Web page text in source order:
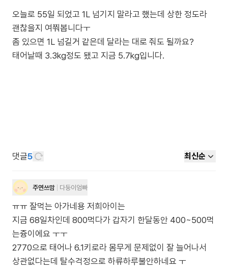
오늘로 55일 되었고 1L 넘기지 말라고 했는데 상한 정도라
괜찮을지 여쭤봅니다ㅜ
좀 있으면 1L 넘길거 같은데 달라는 대로 줘도 될까요?
태어날때 3.3kg정도 됐고 지금 5.7kg입니다.
댓글5 최신순
주연쓰맘 다둥이엄빠
ㅠㅠ 잘먹는 아가네용 저희아이는
지금 68일차인데 800먹다가 갑자기 한달동안 400~500먹
는즁이에요 ㅜㅜ
2770으로 태어나 6.1키로라 몸무게 문제없이 잘 늘어나서
상관없다는데 탈수걱정으로 하류하루불안하네요 ㅜ